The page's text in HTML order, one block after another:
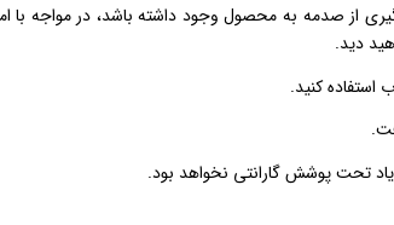
از صدمه به محصول وجود داشته باشد، در مواجه با
دید.
کنید.
تحت پوشش گارانتی نخواهد بود.